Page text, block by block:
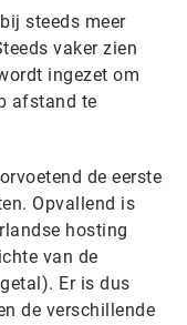
steeds meer
vaker zien
ingezet om
afstand te
de eerste
Opvallend is
hosting
van de
Er is dus
de verschillende